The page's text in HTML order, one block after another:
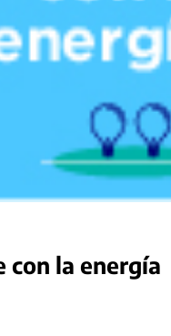
con la energía